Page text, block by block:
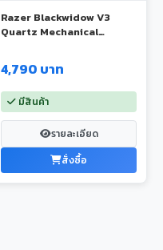
Razer Blackwidow V3
Quartz Mechanical
4,790 บาท
มีสินค้า
รายละเอียด
สั่งซื้อ